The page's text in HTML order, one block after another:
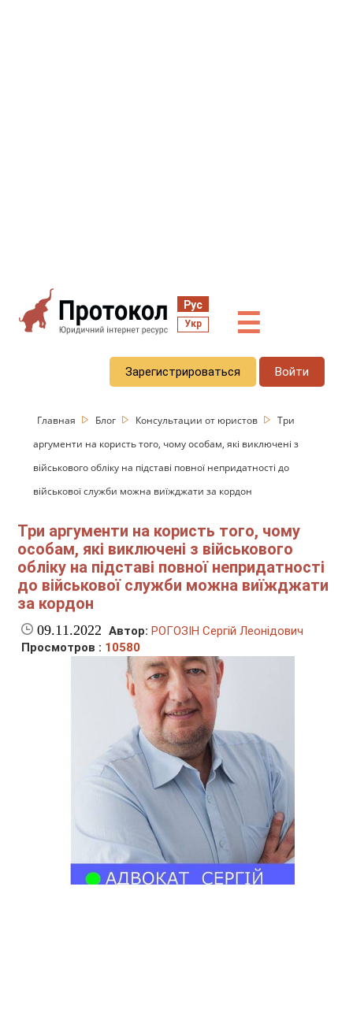
Рус
Укр ☰
Зарегистрироваться Войти
Главная Блог Консультации от юристов
Три
аргументи на користь того, чому особам, які виключені з
військового обліку на підставі повної непридатності до
військової служби можна виїжджати за кордон
Три аргументи на користь того, чому
особам, які виключені з військового
обліку на підставі повної непридатності
до військової служби можна виїжджати
за кордон
09.11.2022 Автор: РОГОЗІН Сергій Леонідович
Просмотров : 10580